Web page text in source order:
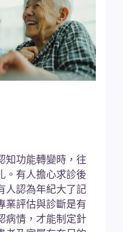
知功能轉變時，往
。有人擔心求診後
人認為年紀大了記
業評估與診斷是有
情，才能制定針